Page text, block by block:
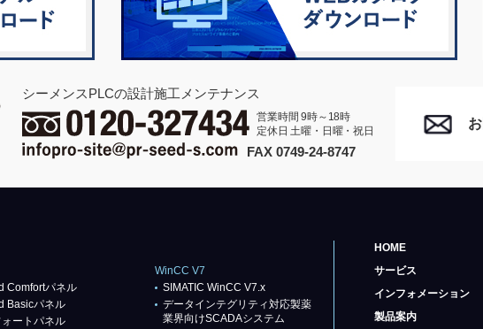
シーメンスPLCの設計施工メンテナンス
営業時間 9時～18時
定休日 土曜・日曜・祝日
FAX 0749-24-8747
Comfortパネル
Basicパネル
ートパネル
WinCC V7
SIMATIC WinCC V7.x
データインテグリティ対応製薬
業界向けSCADAシステム
HOME
サービス
インフォメーション
製品案内